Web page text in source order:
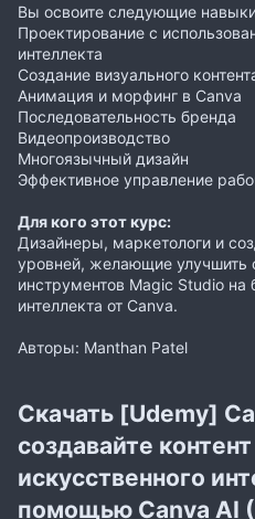
Вы освоите следующие
Проектирование с
интеллекта
Создание визуального
Анимация и морфинг в Canva
Последовательность бренда
Видеопроизводство
Многоязычный дизайн
Эффективное управление
Для кого этот курс:
Дизайнеры, маркетологи и
уровней, желающие
инструментов Magic Studio на
интеллекта от Canva.
Авторы: Manthan Patel
Скачать [Udemy]
создавайте
искусственного
помощью Canva AI